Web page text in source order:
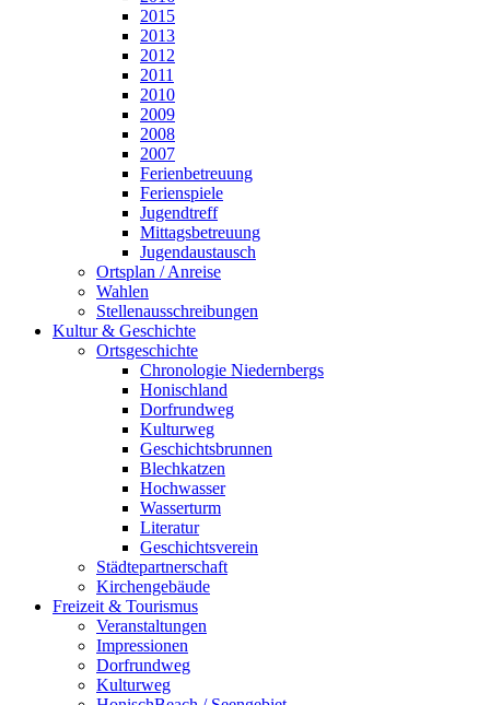
2015
2013
2012
2011
2010
2009
2008
2007
Ferienbetreuung
Ferienspiele
Jugendtreff
Mittagsbetreuung
Jugendaustausch
Ortsplan / Anreise
Wahlen
Stellenausschreibungen
Kultur & Geschichte
Ortsgeschichte
Chronologie Niedernbergs
Honischland
Dorfrundweg
Kulturweg
Geschichtsbrunnen
Blechkatzen
Hochwasser
Wasserturm
Literatur
Geschichtsverein
Städtepartnerschaft
Kirchengebäude
Freizeit & Tourismus
Veranstaltungen
Impressionen
Dorfrundweg
Kulturweg